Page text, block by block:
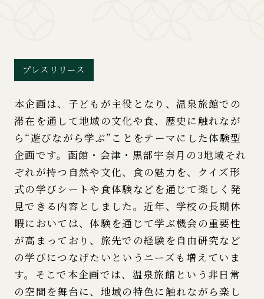
プレスリリース
本企画は、子どもが主役となり、温泉旅館での
滞在を通して地域の文化や食、歴史に触れなが
ら“遊びながら学ぶ”ことをテーマにした体験型
企画です。函館・会津・黒部宇奈月の3地域それ
ぞれが持つ自然や文化、食の魅力を、クイズ形
式の学びシートや食体験などを通じて楽しく発
見できる内容としました。近年、学校の長期休
暇においては、体験を通じて学ぶ機会の重要性
が高まっており、旅先での経験を自由研究など
の学びにつなげたいというニーズも増えていま
す。そこで本企画では、温泉旅館という非日常
の空間を舞台に、地域の特色に触れながら楽し